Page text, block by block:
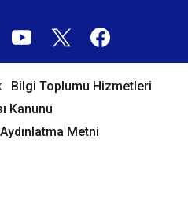
Bilgi Toplumu Hizmetleri
Kanunu
Metni